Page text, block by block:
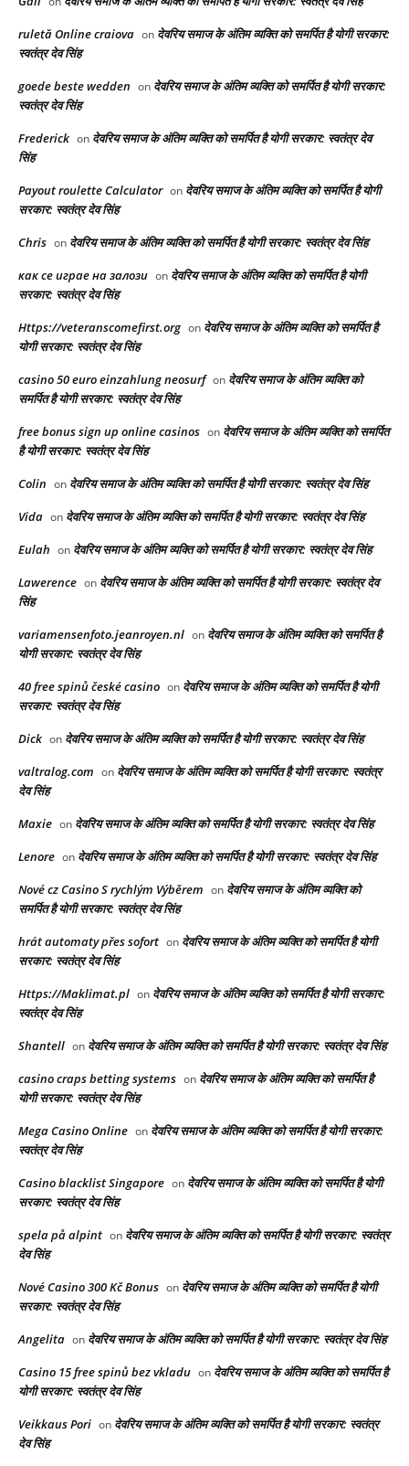
ruletă Online craiova on देवरिय समाज के अंतिम व्यक्ति को समर्पित है योगी सरकार:
स्वतंत्र देव सिंह
goede beste wedden on देवरिय समाज के अंतिम व्यक्ति को समर्पित है योगी सरकार:
स्वतंत्र देव सिंह
Frederick on देवरिय समाज के अंतिम व्यक्ति को समर्पित है योगी सरकार: स्वतंत्र देव
सिंह
Payout roulette Calculator on देवरिय समाज के अंतिम व्यक्ति को समर्पित है योगी
सरकार: स्वतंत्र देव सिंह
Chris on देवरिय समाज के अंतिम व्यक्ति को समर्पित है योगी सरकार: स्वतंत्र देव सिंह
как се играе на залози on देवरिय समाज के अंतिम व्यक्ति को समर्पित है योगी
सरकार: स्वतंत्र देव सिंह
Https://veteranscomefirst.org on देवरिय समाज के अंतिम व्यक्ति को समर्पित है
योगी सरकार: स्वतंत्र देव सिंह
casino 50 euro einzahlung neosurf on देवरिय समाज के अंतिम व्यक्ति को
समर्पित है योगी सरकार: स्वतंत्र देव सिंह
free bonus sign up online casinos on देवरिय समाज के अंतिम व्यक्ति को समर्पित
है योगी सरकार: स्वतंत्र देव सिंह
Colin on देवरिय समाज के अंतिम व्यक्ति को समर्पित है योगी सरकार: स्वतंत्र देव सिंह
Vida on देवरिय समाज के अंतिम व्यक्ति को समर्पित है योगी सरकार: स्वतंत्र देव सिंह
Eulah on देवरिय समाज के अंतिम व्यक्ति को समर्पित है योगी सरकार: स्वतंत्र देव सिंह
Lawerence on देवरिय समाज के अंतिम व्यक्ति को समर्पित है योगी सरकार: स्वतंत्र देव
सिंह
variamensenfoto.jeanroyen.nl on देवरिय समाज के अंतिम व्यक्ति को समर्पित है
योगी सरकार: स्वतंत्र देव सिंह
40 free spinů české casino on देवरिय समाज के अंतिम व्यक्ति को समर्पित है योगी
सरकार: स्वतंत्र देव सिंह
Dick on देवरिय समाज के अंतिम व्यक्ति को समर्पित है योगी सरकार: स्वतंत्र देव सिंह
valtralog.com on देवरिय समाज के अंतिम व्यक्ति को समर्पित है योगी सरकार: स्वतंत्र
देव सिंह
Maxie on देवरिय समाज के अंतिम व्यक्ति को समर्पित है योगी सरकार: स्वतंत्र देव सिंह
Lenore on देवरिय समाज के अंतिम व्यक्ति को समर्पित है योगी सरकार: स्वतंत्र देव सिंह
Nové cz Casino S rychlým Výběrem on देवरिय समाज के अंतिम व्यक्ति को
समर्पित है योगी सरकार: स्वतंत्र देव सिंह
hrát automaty přes sofort on देवरिय समाज के अंतिम व्यक्ति को समर्पित है योगी
सरकार: स्वतंत्र देव सिंह
Https://Maklimat.pl on देवरिय समाज के अंतिम व्यक्ति को समर्पित है योगी सरकार:
स्वतंत्र देव सिंह
Shantell on देवरिय समाज के अंतिम व्यक्ति को समर्पित है योगी सरकार: स्वतंत्र देव सिंह
casino craps betting systems on देवरिय समाज के अंतिम व्यक्ति को समर्पित है
योगी सरकार: स्वतंत्र देव सिंह
Mega Casino Online on देवरिय समाज के अंतिम व्यक्ति को समर्पित है योगी सरकार:
स्वतंत्र देव सिंह
Casino blacklist Singapore on देवरिय समाज के अंतिम व्यक्ति को समर्पित है योगी
सरकार: स्वतंत्र देव सिंह
spela på alpint on देवरिय समाज के अंतिम व्यक्ति को समर्पित है योगी सरकार: स्वतंत्र
देव सिंह
Nové Casino 300 Kč Bonus on देवरिय समाज के अंतिम व्यक्ति को समर्पित है योगी
सरकार: स्वतंत्र देव सिंह
Angelita on देवरिय समाज के अंतिम व्यक्ति को समर्पित है योगी सरकार: स्वतंत्र देव सिंह
Casino 15 free spinů bez vkladu on देवरिय समाज के अंतिम व्यक्ति को समर्पित है
योगी सरकार: स्वतंत्र देव सिंह
Veikkaus Pori on देवरिय समाज के अंतिम व्यक्ति को समर्पित है योगी सरकार: स्वतंत्र
देव सिंह